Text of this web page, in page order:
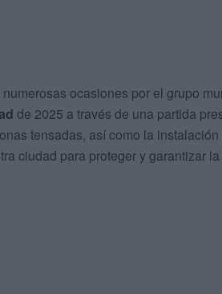
ocasiones por el grupo
de 2025 a través de una partida
tensadas, así como la instalación
ciudad para proteger y garantizar